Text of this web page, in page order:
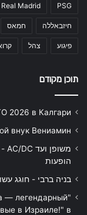
PSG
Real Madrid
חיזבאללה חמאס
פיגוע צהל
תוכן מקודם
2026 в Калгари
внук Вениамин
הופעות
בניה ברבי - חוגג עשור על הבמות!
— легендарный
в Израиле!" в